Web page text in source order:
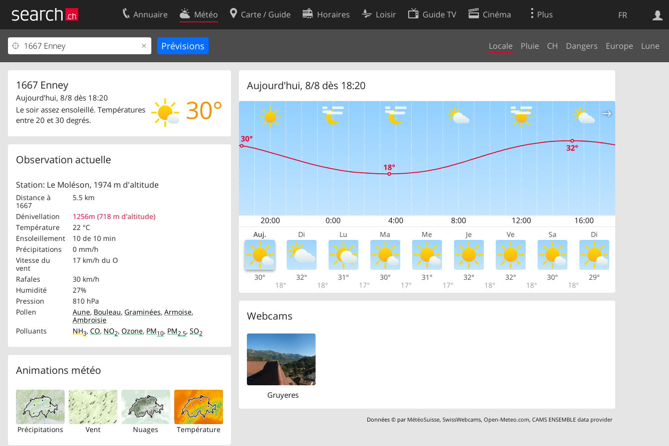
FR
Annuaire Météo Carte / Guide Horaires Loisir Guide TV Cinéma Plus
Locale Pluie CH Dangers Europe Lune
1667 Enney
30°
Aujourd'hui, 8/8 dès 18:20
Le soir assez ensoleillé. Températures
entre 20 et 30 degrés.
Observation actuelle
Station: Le Moléson, 1974 m d'altitude
Distance à
1667
5.5 km
Dénivellation
1256m (718 m d'altitude)
Température
22 °C
Ensoleillement
10 de 10 min
Précipitations
0 mm/h
Vitesse du
vent
17 km/h du O
Rafales
30 km/h
Humidité
27%
Pression
810 hPa
Pollen
Aune, Bouleau, Graminées, Armoise,
Ambroisie
Polluants
NH3, CO, NO2, Ozone, PM10, PM2.5, SO2
Animations météo
Précipitations Vent Nuages Température
Aujourd'hui, 8/8 dès 18:20
Auj. Di Lu Ma Me Je Ve Sa Di
30°
18°
32°
18°
31°
17°
30°
17°
31°
17°
32°
18°
32°
18°
30°
18°
29°
Webcams
Gruyeres
Données © par MétéoSuisse,SwissWebcams,Open-Meteo.com,CAMS ENSEMBLE data provider
Web
Votre inscription
Centre clients
Contact
Conditions d’utilisation
Préférences de cookies